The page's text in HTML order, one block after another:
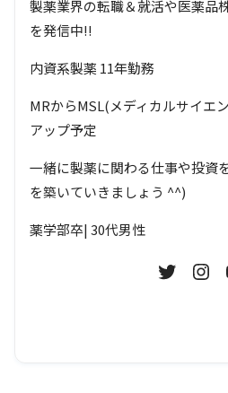
製薬業界の転職＆就活や医薬品
を発信中!!
内資系製薬 11年勤務
MRからMSL(メディカルサイエ
アップ予定
一緒に製薬に関わる仕事や投資
を築いていきましょう ^^)
薬学部卒| 30代男性